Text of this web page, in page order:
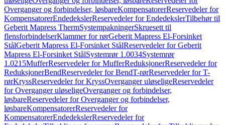
Overganger og forbindelser, løsbareKompensatorerReservedeler for
KompensatorerEndedekslerReservedeler for EndedekslerTilbehør til
Geberit Mapress ThermSystempakningerSkruesett til
flensforbindelserKlammer for rørGeberit Mapress El-Forsinket
StålGeberit Mapress El-Forsinket StålReservedeler for Geberit
Mapress El-Forsinket StålSystemrør 1.0034Systemrør
1.0215MufferReservedeler for MufferReduksjonerReservedeler for
ReduksjonerBendReservedeler for BendT-rørReservedeler for T-
rørKryssReservedeler for KryssOverganger uløseligeReservedeler
for Overganger uløseligeOverganger og forbindelser,
løsbareReservedeler for Overganger og forbindelser,
løsbareKompensatorerReservedeler for
KompensatorerEndedekslerReservedeler for